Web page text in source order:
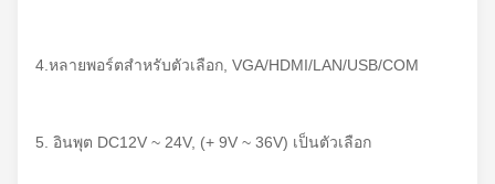
4.หลายพอร์ตสำหรับตัวเลือก, VGA/HDMI/LAN/USB/COM
5. อินพุต DC12V ~ 24V, (+ 9V ~ 36V) เป็นตัวเลือก